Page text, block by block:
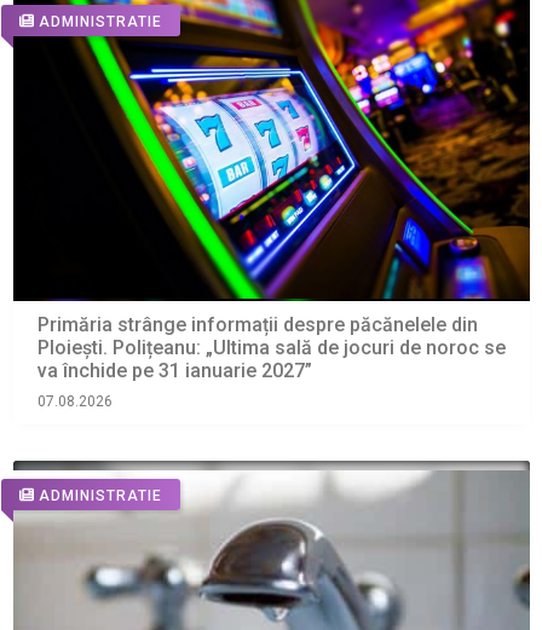
ADMINISTRATIE
Primăria strânge informații despre păcănelele din
Ploiești. Polițeanu: „Ultima sală de jocuri de noroc se
va închide pe 31 ianuarie 2027”
07.08.2026
ADMINISTRATIE